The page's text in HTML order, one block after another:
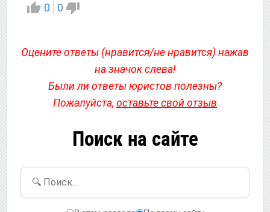
0 0
Оцените ответы (нравится/не нравится) нажав
на значок слева!
Были ли ответы юристов полезны?
Пожалуйста, оставьте свой отзыв
Поиск на сайте
🔍 Поиск...